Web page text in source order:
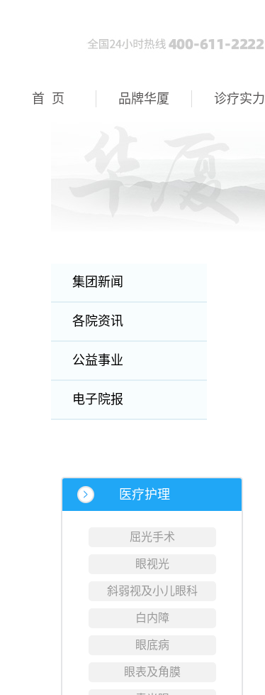
首 页 品牌华厦 诊疗实力
集团新闻
各院资讯
公益事业
电子院报
医疗护理
屈光手术
眼视光
斜弱视及小儿眼科
白内障
眼底病
眼表及角膜